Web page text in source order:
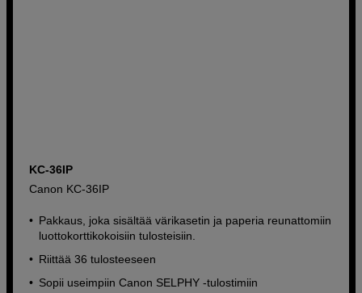
KC-36IP
Canon KC-36IP
Pakkaus, joka sisältää värikasetin ja paperia reunattomiin
luottokorttikokoisiin tulosteisiin.
Riittää 36 tulosteeseen
Sopii useimpiin Canon SELPHY -tulostimiin